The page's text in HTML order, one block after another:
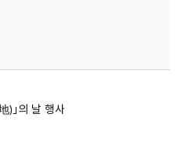
）」의 날 행사